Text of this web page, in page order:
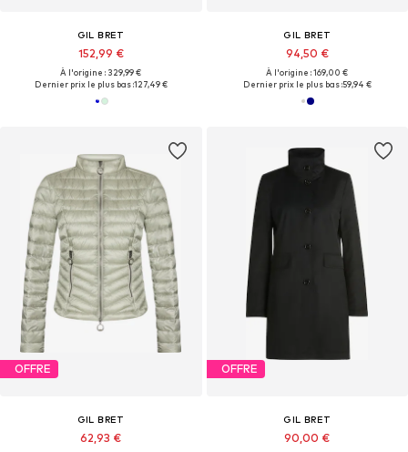
GIL BRET
152,99 €
À l'origine : 329,99 €
Dernier prix le plus bas :127,49 €
GIL BRET
94,50 €
À l'origine : 169,00 €
Dernier prix le plus bas :59,94 €
OFFRE
GIL BRET
62,93 €
OFFRE
GIL BRET
90,00 €